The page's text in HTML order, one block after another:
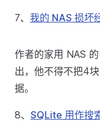
7、 我的 NAS 损坏
作者的家用 NAS
出，他不得不把4
据。
8、 SQLite 用作搜